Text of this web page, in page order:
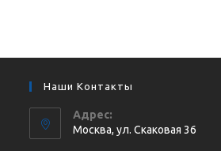
Наши Контакты
Адрес:
Москва, ул. Cкаковая 36